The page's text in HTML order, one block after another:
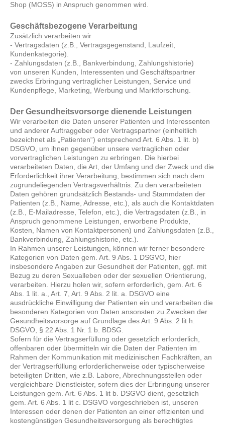
Shop (MOSS) in Anspruch genommen wird.
Geschäftsbezogene Verarbeitung
Zusätzlich verarbeiten wir
- Vertragsdaten (z.B., Vertragsgegenstand, Laufzeit,
Kundenkategorie).
- Zahlungsdaten (z.B., Bankverbindung, Zahlungshistorie)
von unseren Kunden, Interessenten und Geschäftspartner
zwecks Erbringung vertraglicher Leistungen, Service und
Kundenpflege, Marketing, Werbung und Marktforschung.
Der Gesundheitsvorsorge dienende Leistungen
Wir verarbeiten die Daten unserer Patienten und Interessenten
und anderer Auftraggeber oder Vertragspartner (einheitlich
bezeichnet als „Patienten“) entsprechend Art. 6 Abs. 1 lit. b)
DSGVO, um ihnen gegenüber unsere vertraglichen oder
vorvertraglichen Leistungen zu erbringen. Die hierbei
verarbeiteten Daten, die Art, der Umfang und der Zweck und die
Erforderlichkeit ihrer Verarbeitung, bestimmen sich nach dem
zugrundeliegenden Vertragsverhältnis. Zu den verarbeiteten
Daten gehören grundsätzlich Bestands- und Stammdaten der
Patienten (z.B., Name, Adresse, etc.), als auch die Kontaktdaten
(z.B., E-Mailadresse, Telefon, etc.), die Vertragsdaten (z.B., in
Anspruch genommene Leistungen, erworbene Produkte,
Kosten, Namen von Kontaktpersonen) und Zahlungsdaten (z.B.,
Bankverbindung, Zahlungshistorie, etc.).
In Rahmen unserer Leistungen, können wir ferner besondere
Kategorien von Daten gem. Art. 9 Abs. 1 DSGVO, hier
insbesondere Angaben zur Gesundheit der Patienten, ggf. mit
Bezug zu deren Sexualleben oder der sexuellen Orientierung,
verarbeiten. Hierzu holen wir, sofern erforderlich, gem. Art. 6
Abs. 1 lit. a., Art. 7, Art. 9 Abs. 2 lit. a. DSGVO eine
ausdrückliche Einwilligung der Patienten ein und verarbeiten die
besonderen Kategorien von Daten ansonsten zu Zwecken der
Gesundheitsvorsorge auf Grundlage des Art. 9 Abs. 2 lit h.
DSGVO, § 22 Abs. 1 Nr. 1 b. BDSG.
Sofern für die Vertragserfüllung oder gesetzlich erforderlich,
offenbaren oder übermitteln wir die Daten der Patienten im
Rahmen der Kommunikation mit medizinischen Fachkräften, an
der Vertragserfüllung erforderlicherweise oder typischerweise
beteiligten Dritten, wie z.B. Labore, Abrechnungsstellen oder
vergleichbare Dienstleister, sofern dies der Erbringung unserer
Leistungen gem. Art. 6 Abs. 1 lit b. DSGVO dient, gesetzlich
gem. Art. 6 Abs. 1 lit c. DSGVO vorgeschrieben ist, unseren
Interessen oder denen der Patienten an einer effizienten und
kostengünstigen Gesundheitsversorgung als berechtigtes